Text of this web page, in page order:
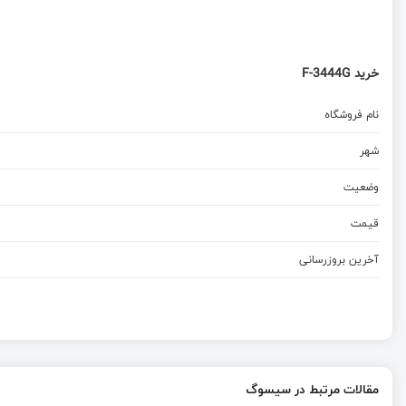
خرید F-3444G
نام فروشگاه
شهر
وضعیت
قیمت
آخرین بروزرسانی
مقالات مرتبط در سیسوگ